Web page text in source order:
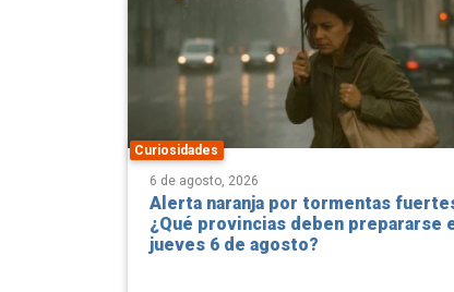
Curiosidades
Alerta naranja por tormentas
¿Qué provincias deben prepararse
jueves 6 de agosto?